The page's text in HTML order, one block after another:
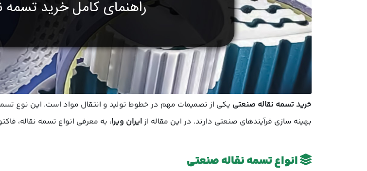
خرید تسمه نقاله صنعتی یکی از تصمیمات مهم در خطوط تولید و انتقال مواد است. این نوع
بهینه سازی فرآیندهای صنعتی دارند. در این مقاله ازایران ویرا، به معرفی انواع تسمه نقاله،
انواع تسمه نقاله صنعتی